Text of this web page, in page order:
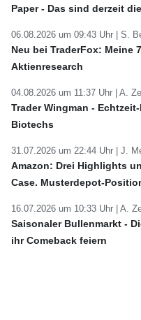
Paper - Das sind derzeit
06.08.2026 um 09:43 Uhr | S.
Neu bei TraderFox: Meine
Aktienresearch
04.08.2026 um 11:37 Uhr | A.
Trader Wingman -
Biotechs
31.07.2026 um 22:44 Uhr | J.
Amazon: Drei Highlights
Case. Musterdepot-
16.07.2026 um 10:33 Uhr | A.
Saisonaler Bullenmarkt -
ihr Comeback feiern